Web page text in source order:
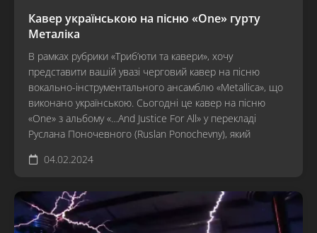
Кавер українською на пісню «One» гурту
Металіка
В рамках рубрики «Триб’юти та кавери», хочу
представити вашій увазі черговий кавер на пісню
вокально-інструментального ансамблю «Metallica», що
виконано українською. Сьогодні це кавер на пісню
«One» з альбому «…And Justice For All» у перекладі
Руслана Поночевного (Ruslan Ponochevny), який
04.02.2024